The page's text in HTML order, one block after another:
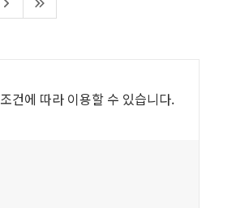
조건에 따라 이용할 수 있습니다.